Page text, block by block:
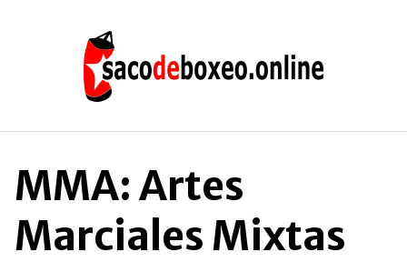
MMA: Artes
Marciales Mixtas